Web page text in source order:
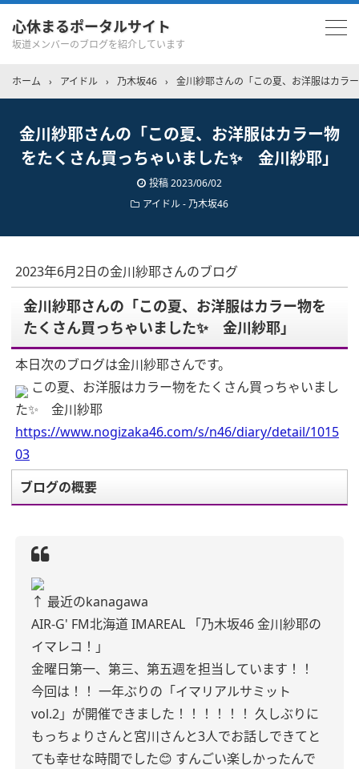
心休まるポータルサイト
坂道メンバーのブログを紹介しています
ホーム › アイドル › 乃木坂46 › 金川紗耶さんの「この夏、お洋服はカラ
金川紗耶さんの「この夏、お洋服はカラー物
をたくさん買っちゃいました✨ 金川紗耶」
投稿2023/06/02
アイドル - 乃木坂46
2023年6月2日の金川紗耶さんのブログ
金川紗耶さんの「この夏、お洋服はカラー物を
たくさん買っちゃいました✨ 金川紗耶」
本日次のブログは金川紗耶さんです。
この夏、お洋服はカラー物をたくさん買っちゃいまし
た✨ 金川紗耶
https://www.nogizaka46.com/s/n46/diary/detail/1015
03
ブログの概要
↑ 最近のkanagawa
AIR-G' FM北海道IMAREAL
「乃木坂46 金川紗耶の
イマレコ！」
金曜日第一、第三、第五週を担当しています！！
今回は！！ 一年ぶりの「イマリアルサミット
vol.2」が開催できました！！！！！！ 久しぶりに
もっちょりさんと宮川さんと3人でお話しできてと
ても幸せな時間でした😊 すんごい楽しかったんで